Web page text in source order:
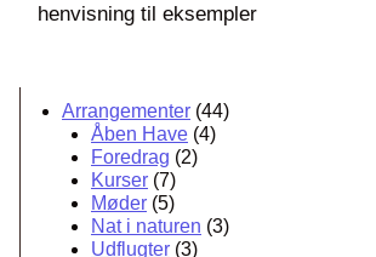
henvisning til eksempler
Arrangementer (44)
Åben Have (4)
Foredrag (2)
Kurser (7)
Møder (5)
Nat i naturen (3)
Udflugter (3)